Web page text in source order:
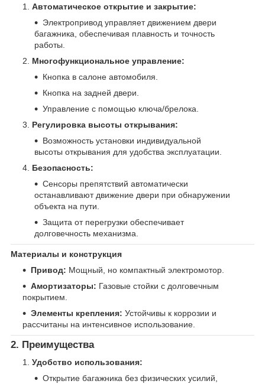
Автоматическое открытие и закрытие:
Электропривод управляет движением двери
багажника, обеспечивая плавность и точность
работы.
Многофункциональное управление:
Кнопка в салоне автомобиля.
Кнопка на задней двери.
Управление с помощью ключа/брелока.
Регулировка высоты открывания:
Возможность установки индивидуальной
высоты открывания для удобства эксплуатации.
Безопасность:
Сенсоры препятствий автоматически
останавливают движение двери при обнаружении
объекта на пути.
Защита от перегрузки обеспечивает
долговечность механизма.
Материалы и конструкция
Привод: Мощный, но компактный электромотор.
Амортизаторы: Газовые стойки с долговечным
покрытием.
Элементы крепления: Устойчивы к коррозии и
рассчитаны на интенсивное использование.
2. Преимущества
Удобство использования:
Открытие багажника без физических усилий,